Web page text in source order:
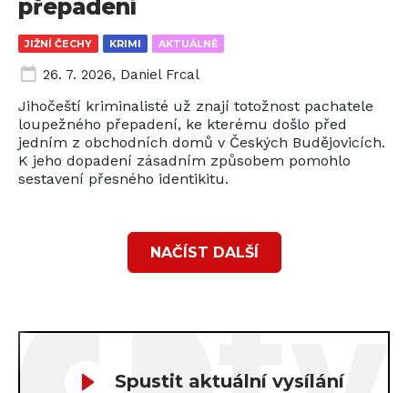
JIŽNÍ ČECHY KRIMI AKTUÁLNĚ
přepadení
26. 7. 2026, Daniel Frcal
Jihočeští kriminalisté už znají totožnost pachatele
loupežného přepadení, ke kterému došlo před
jedním z obchodních domů v Českých Budějovicích.
K jeho dopadení zásadním způsobem pomohlo
sestavení přesného identikitu.
NAČÍST DALŠÍ
Spustit aktuální vysílání